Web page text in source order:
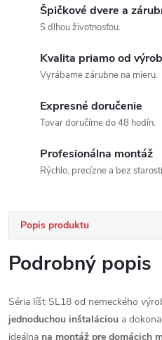
Špičkové dvere a
S dlhou životnosťou.
Kvalita priamo od
Vyrábame zárubne na mieru.
Expresné doručenie
Tovar doručíme do 48 hodín.
Profesionálna montáž
Rýchlo, precízne a bez
Popis produktu
Podrobný popis
Séria líšt SL18 od nemeckého
jednoduchou inštaláciou a
ideálna na montáž pre domácich